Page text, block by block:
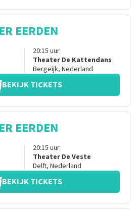
EERDEN
20:15 uur
Theater De Kattendans
Bergeijk, Nederland
BEKIJK TICKETS
EERDEN
20:15 uur
Theater De Veste
Delft, Nederland
BEKIJK TICKETS